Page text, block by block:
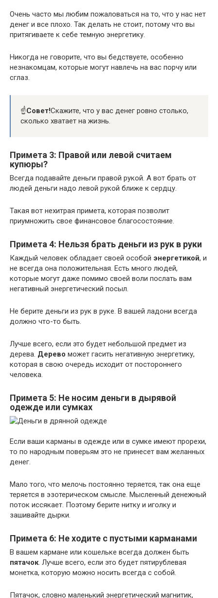
Очень часто мы любим пожаловаться на то, что у нас нет
денег и все плохо. Так делать не стоит, потому что вы
притягиваете к себе темную энергетику.
Никогда не говорите, что вы бедствуете, особенно
незнакомцам, которые могут навлечь на вас порчу или
сглаз.
☝️Совет!Скажите, что у вас денег ровно столько,
сколько хватает на жизнь.
Примета 3: Правой или левой считаем
купюры?
Всегда подавайте деньги правой рукой. А вот брать от
людей деньги надо левой рукой ближе к сердцу.
Такая вот нехитрая примета, которая позволит
приумножить свое финансовое благосостояние.
Примета 4: Нельзя брать деньги из рук в руки
Каждый человек обладает своей особой энергетикой, и
не всегда она положительная. Есть много людей,
которые могут даже помимо своей воли послать вам
негативный энергетический посыл.
Не берите деньги из рук в руке. В вашей ладони всегда
должно что-то быть.
Лучше всего, если это будет небольшой предмет из
дерева. Дерево может гасить негативную энергетику,
которая в свою очередь исходит от постороннего
человека.
Примета 5: Не носим деньги в дырявой
одежде или сумках
Если ваши карманы в одежде или в сумке имеют прорехи,
то по народным поверьям это не принесет вам желанных
денег.
Мало того, что мелочь постоянно теряется, так она еще
теряется в эзотерическом смысле. Мысленный денежный
поток иссякает. Поэтому берите нитку и иголку и
зашивайте дырки.
Примета 6: Не ходите с пустыми карманами
В вашем кармане или кошельке всегда должен быть
пятачок. Лучше всего, если это будет пятирублевая
монетка, которую можно носить всегда с собой.
Пятачок, словно маленький энергетический магнитик,